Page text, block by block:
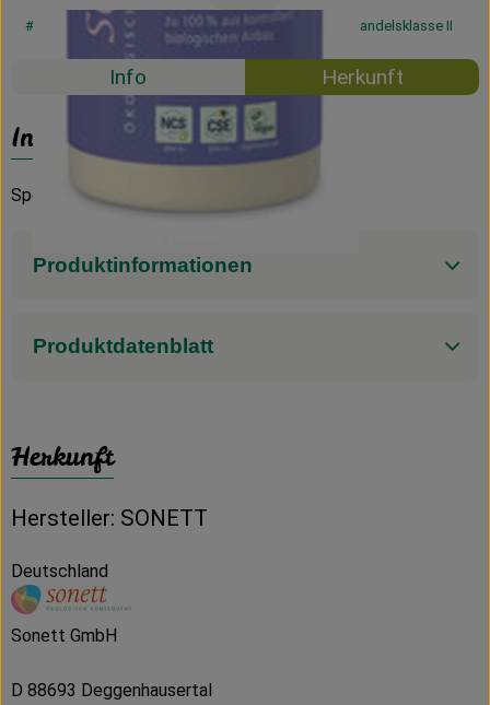
#57200 5,69 €/ 300ml 18,97 € / l Handelsklasse II
Info Herkunft
Info
Spender
Produktinformationen
Produktdatenblatt
Herkunft
Hersteller: SONETT
Deutschland
Sonett GmbH
D 88693 Deggenhausertal